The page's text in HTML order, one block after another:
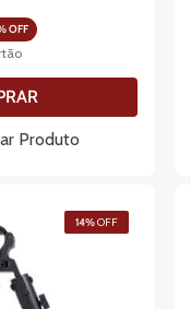
OFF
Produto
14%OFF